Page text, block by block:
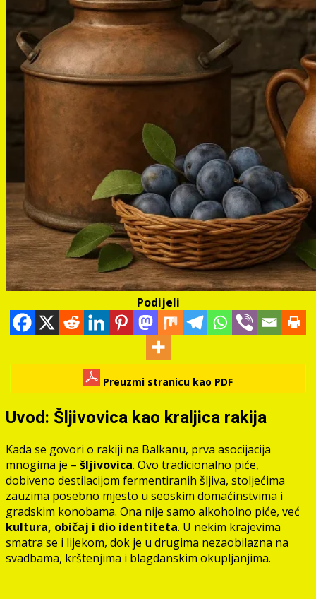
Podijeli
Preuzmi stranicu kao PDF
Uvod: Šljivovica kao kraljica rakija
Kada se govori o rakiji na Balkanu, prva asocijacija
mnogima je – šljivovica. Ovo tradicionalno piće,
dobiveno destilacijom fermentiranih šljiva, stoljećima
zauzima posebno mjesto u seoskim domaćinstvima i
gradskim konobama. Ona nije samo alkoholno piće, već
kultura, običaj i dio identiteta. U nekim krajevima
smatra se i lijekom, dok je u drugima nezaobilazna na
svadbama, krštenjima i blagdanskim okupljanjima.